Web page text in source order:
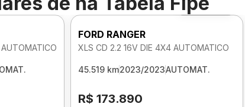
Foto 360º
FORD RANGER
XLS CD 2.2 16V DIE 4X4 AUTOMATICO
45.519 km2023/2023AUTOMAT.
R$ 173.890